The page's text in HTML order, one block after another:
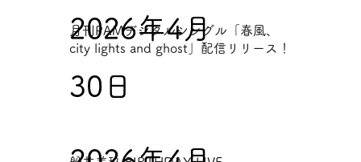
月刊PAMデジタルシングル「春風、
city lights and ghost」配信リリース！
2026年4月
30日